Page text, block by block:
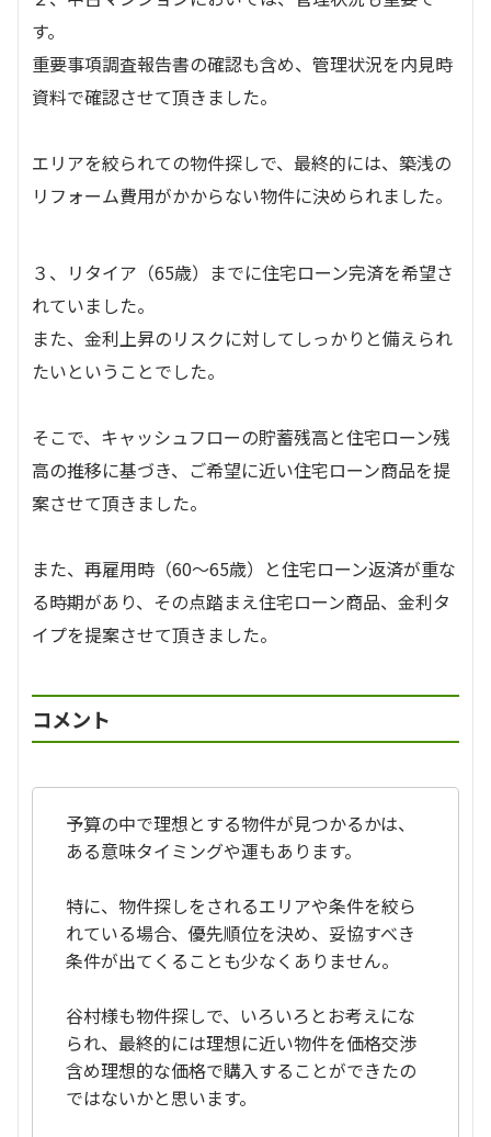
す。
重要事項調査報告書の確認も含め、管理状況を内見時
資料で確認させて頂きました。
エリアを絞られての物件探しで、最終的には、築浅の
リフォーム費用がかからない物件に決められました。
３、リタイア（65歳）までに住宅ローン完済を希望さ
れていました。
また、金利上昇のリスクに対してしっかりと備えられ
たいということでした。
そこで、キャッシュフローの貯蓄残高と住宅ローン残
高の推移に基づき、ご希望に近い住宅ローン商品を提
案させて頂きました。
また、再雇用時（60～65歳）と住宅ローン返済が重な
る時期があり、その点踏まえ住宅ローン商品、金利タ
イプを提案させて頂きました。
コメント
予算の中で理想とする物件が見つかるかは、
ある意味タイミングや運もあります。
特に、物件探しをされるエリアや条件を絞ら
れている場合、優先順位を決め、妥協すべき
条件が出てくることも少なくありません。
谷村様も物件探しで、いろいろとお考えにな
られ、最終的には理想に近い物件を価格交渉
含め理想的な価格で購入することができたの
ではないかと思います。